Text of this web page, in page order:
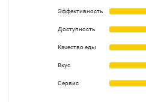
Эффективность
Доступность
Качество еды
Вкус
Сервис